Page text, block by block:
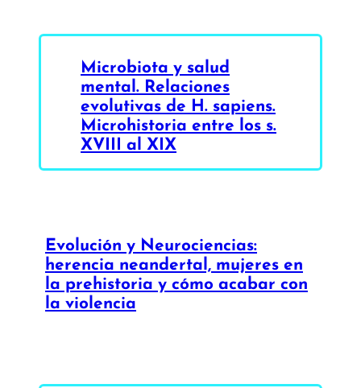
Microbiota y salud
mental. Relaciones
evolutivas de H. sapiens.
Microhistoria entre los s.
XVIII al XIX
Evolución y Neurociencias:
herencia neandertal, mujeres en
la prehistoria y cómo acabar con
la violencia